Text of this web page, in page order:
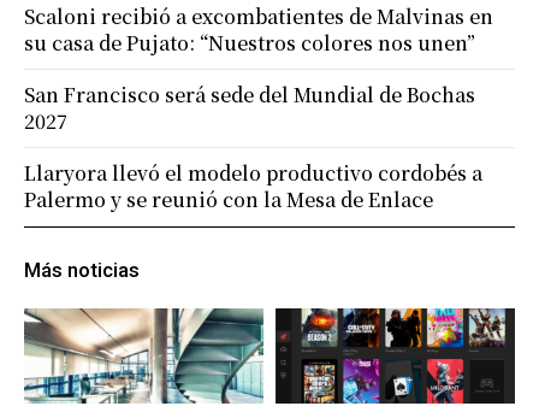
Más noticias
Scaloni recibió a excombatientes de Malvinas en
su casa de Pujato: “Nuestros colores nos unen”
San Francisco será sede del Mundial de Bochas
2027
Llaryora llevó el modelo productivo cordobés a
Palermo y se reunió con la Mesa de Enlace